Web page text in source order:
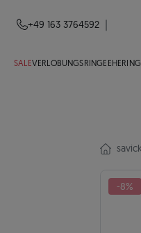
+49 163 3764592
SALEVERLOBUNGSRINGE
-8%